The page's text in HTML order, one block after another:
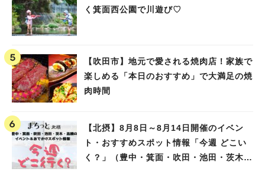
く箕面西公園で川遊び♡
【吹田市】地元で愛される焼肉店！家族で
楽しめる「本日のおすすめ」で大満足の焼
肉時間
【北摂】8月8日～8月14日開催のイベン
ト・おすすめスポット情報「今週 どこい
く？」（豊中・箕面・吹田・池田・茨木・